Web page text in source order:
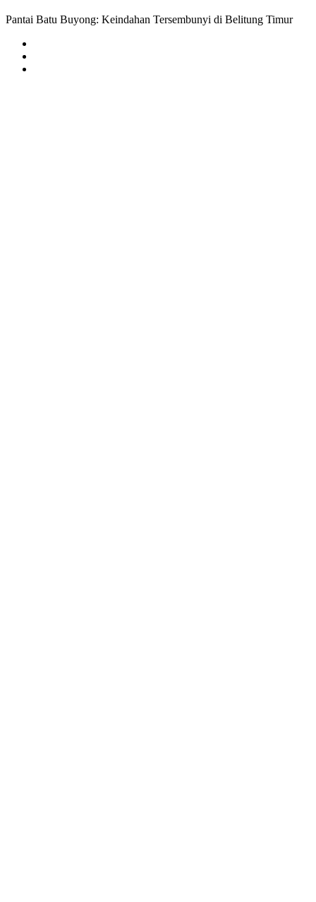
Pantai Batu Buyong: Keindahan Tersembunyi di Belitung Timur